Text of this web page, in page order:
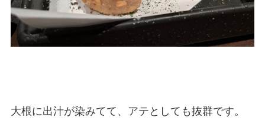
大根に出汁が染みてて、アテとしても抜群です。